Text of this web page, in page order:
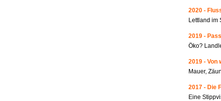
2020 -
Lettland im
2019 -
Öko?
2019 - Von
Mauer,
2017 - Die
Eine